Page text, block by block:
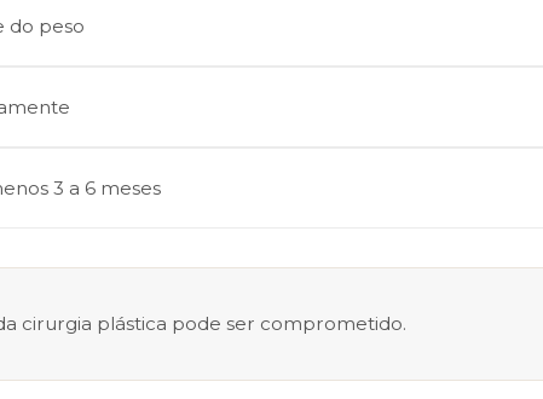
do peso
3 a 6 meses
cirurgia plástica pode ser comprometido.